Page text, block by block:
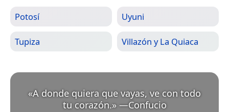
Potosí Uyuni
Tupiza Villazón y La Quiaca
«A donde quiera que vayas, ve con todo
tu corazón.» —Confucio